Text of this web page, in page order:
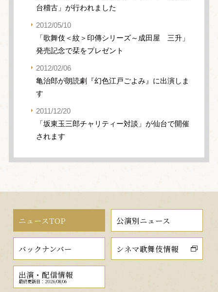
台稽古」が行われました
2012/05/10
「歌舞伎＜紋＞印傳シリーズ～成田屋 三升」
発売記念で栞をプレゼント
2012/02/06
亀治郎が朗読劇『幻色江戸ごよみ』に出演しま
す
2011/12/20
「坂東玉三郎チャリティー対談」が仙台で開催
されます
ニュースTOP 公演別ニュース
バックナンバー シネマ歌舞伎情報
出演・配信情報
最終更新日：2026/08/06